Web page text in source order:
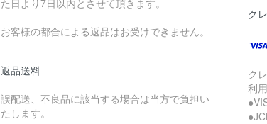
お客様の都合による返品はお受けできません。
返品送料
誤配送、不良品に該当する場合は当方で負担い
たします。
ク
ク
利